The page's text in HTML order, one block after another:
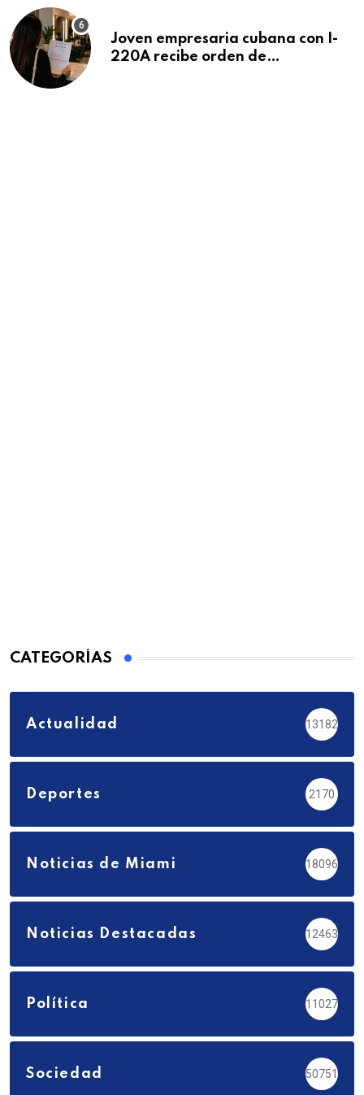
Joven empresaria cubana con I-
220A recibe orden de
CATEGORÍAS
Actualidad 13182
Deportes 2170
Noticias de Miami 18096
Noticias Destacadas 12463
Política 11027
Sociedad 50751